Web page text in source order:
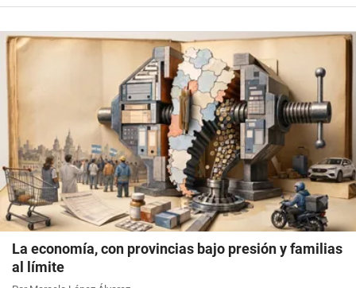
La economía, con provincias bajo presión y familias
al límite